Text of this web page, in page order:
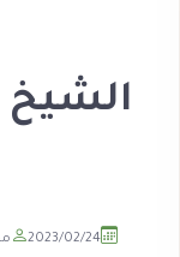
الشيخ
2023/02/24